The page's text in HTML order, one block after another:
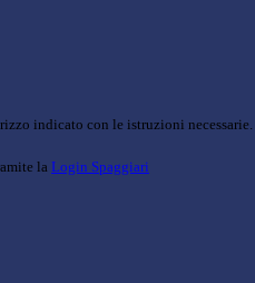
indicato con le istruzioni necessarie.
la Login Spaggiari